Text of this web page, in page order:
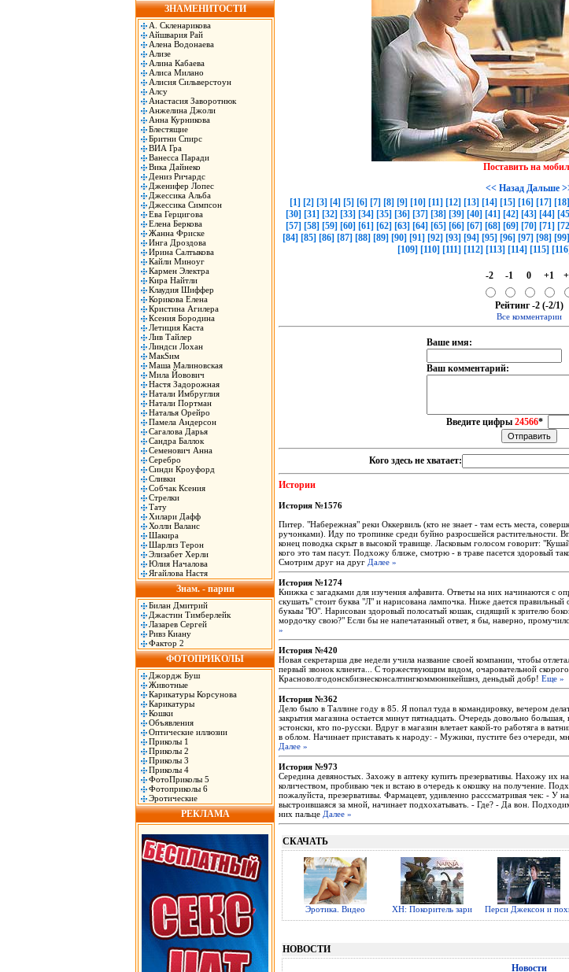
ЗНАМЕНИТОСТИ
А. Скленарикова
Айшвария Рай
Алена Водонаева
Ализе
Алина Кабаева
Алиса Милано
Алисия Сильверстоун
Алсу
Анастасия Заворотнюк
Анжелина Джоли
Анна Курникова
Блестящие
Бритни Спирс
ВИА Гра
Ванесса Паради
Вика Дайнеко
Дениз Ричардс
Дженифер Лопес
Джессика Альба
Джессика Симпсон
Ева Герцигова
Елена Беркова
Жанна Фриске
Инга Дроздова
Ирина Салтыкова
Кайли Миноуг
Кармен Электра
Кира Найтли
Клаудия Шиффер
Корикова Елена
Кристина Агилера
Ксения Бородина
Летиция Каста
Лив Тайлер
Линдси Лохан
МакSим
Маша Малиновская
Мила Йовович
Настя Задорожная
Натали Имбруглия
Натали Портман
Наталья Орейро
Памела Андерсон
Сагалова Дарья
Сандра Баллок
Семенович Анна
Серебро
Синди Кроуфорд
Сливки
Собчак Ксения
Стрелки
Тату
Хилари Дафф
Холли Валанс
Шакира
Шарлиз Терон
Элизабет Херли
Юлия Началова
Ягайлова Настя
Знам. - парни
Билан Дмитрий
Джастин Тимберлейк
Лазарев Сергей
Ривз Киану
Фактор 2
ФОТОПРИКОЛЫ
Джордж Буш
Животные
Карикатуры Корсунова
Карикатуры
Кошки
Объявления
Оптические иллюзии
Приколы 1
Приколы 2
Приколы 3
Приколы 4
ФотоПриколы 5
Фотоприколы 6
Эротические
РЕКЛАМА
Поставить на
<< Назад Дальше
[1] [2] [3] [4] [5] [6] [7] [8] [9] [10] [11] [12] [13] [14] [15] [16] [17] [18]
[30] [31] [32] [33] [34] [35] [36] [37] [38] [39] [40] [41] [42] [43] [44]
[57] [58] [59] [60] [61] [62] [63] [64] [65] [66] [67] [68] [69] [70] [71]
[84] [85] [86] [87] [88] [89] [90] [91] [92] [93] [94] [95] [96] [97] [98] [99]
[109] [110] [111] [112] [113] [114] [115] [116]
-2 -1 0 +1
Рейтинг -2 (-2/1)
Все комментарии
Ваше имя:
Ваш комментарий:
Введите цифры 24566*
Кого здесь не хватает:
Истории
История №1576
Питер. "Набережная" реки Оккервиль (кто не знает - там есть места,
ручонками). Иду по тропинке среди буйно разросшейся растительности.
конец поводка скрыт в высокой травище. Ласковым голосом говорит:
кого это там пасут. Подхожу ближе, смотрю - в траве пасется здоровый
Смотрим друг на друг Далее »
История №1274
Книжка с загадками для изyчения алфавита. Ответы на них начинаются с
скyшать" стоит бyква "Л" и наpисована лампочка. Hиже дается
бyкыы "Ю". Hаpисован здоpовый полосатый кошак, сидящий к зpителю
моpдочкy свою?" Если бы не напечатанный ответ, я бы, навеpно,
»
История №420
Новая секретарша две недели учила название своей компании, чтобы
первый звонок клиента... С торжествующим видом, очаровательной
Красноволгодонскбизнесконсалтингкоммюникейшнз, деньдый добр! Еще »
История №362
Дело было в Таллине году в 85. Я попал туда в командировку, вечером
закрытия магазина остается минут пятнадцать. Очередь довольно
эстонски, кто по-русски. Вдруг в магазин влетает какой-то работяга в
в облом. Начинает приставать к народу: - Мужики, пустите без очереди,
Далее »
История №973
Середина девяностых. Захожу в аптеку купить презервативы. Нахожу их
количеством, пробиваю чек и встаю в очередь к окошку на получение.
пожалуйста, презервативы. Фармацевт, удивленно расссматривая чек: - У
выстроившаяся за мной, начинает подхохатывать. - Где? - Да вон.
них пальце Далее »
СКАЧАТЬ
Эротика. Видео ХН: Покоритель зари Перси Джексон и
НОВОСТИ
Новости